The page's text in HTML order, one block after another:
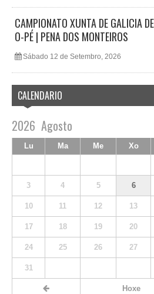
CAMPIONATO XUNTA DE GALICIA
O-PÉ | PENA DOS MONTEIROS
Sábado 12 de Setembro, 2026
CALENDARIO
2026 Agosto
Lu Ma Me Xo
3 4 5 6
10 11 12 13
17 18 19 20
24 25 26 27
31
Hoxe